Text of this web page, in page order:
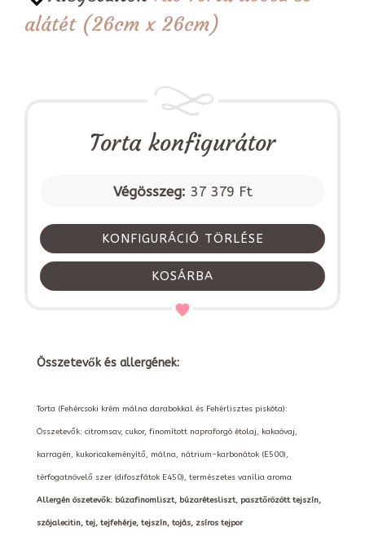
alátét (26cm x 26cm)
Torta konfigurátor
Végösszeg: 37 379 Ft
KONFIGURÁCIÓ TÖRLÉSE
KOSÁRBA
Összetevők és allergének:
Torta (Fehércsoki krém málna darabokkal és Fehérlisztes piskóta):
Összetevők: citromsav, cukor, finomított napraforgó étolaj, kakaóvaj,
karragén, kukoricakeményítő, málna, nátrium-karbonátok (E500),
térfogatnövelő szer (difoszfátok E450), természetes vanília aroma
Allergén öszetevők: búzafinomliszt, búzarétesliszt, pasztőrözött tejszín,
szójalecitin, tej, tejfehérje, tejszín, tojás, zsíros tejpor